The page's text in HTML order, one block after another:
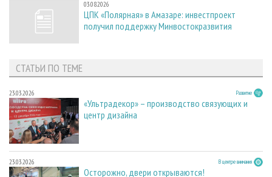
03.08.2026
ЦПК «Полярная» в Амазаре: инвестпроект
получил поддержку Минвостокразвития
СТАТЬИ ПО ТЕМЕ
23.03.2026 Развитие
«Ультрадекор» – производство связующих и
центр дизайна
23.03.2026 В центре внимания
Осторожно, двери открываются!